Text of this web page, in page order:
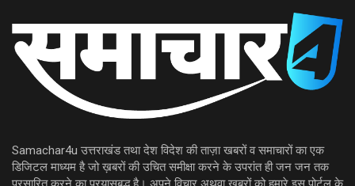
Samachar4u उत्तराखंड तथा देश विदेश की ताज़ा खबरों व समाचारों का एक
डिजिटल माध्यम है जो ख़बरों की उचित समीक्षा करने के उपरांत ही जन जन तक